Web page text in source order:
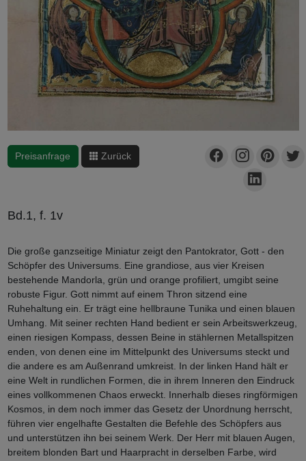
Preisanfrage Zurück
Bd.1, f. 1v
Die große ganzseitige Miniatur zeigt den Pantokrator, Gott - den
Schöpfer des Universums. Eine grandiose, aus vier Kreisen
bestehende Mandorla, grün und orange profiliert, umgibt seine
robuste Figur. Gott nimmt auf einem Thron sitzend eine
Ruhehaltung ein. Er trägt eine hellbraune Tunika und einen blauen
Umhang. Mit seiner rechten Hand bedient er sein Arbeitswerkzeug,
einen riesigen Kompass, dessen Beine in stählernen Metallspitzen
enden, von denen eine im Mittelpunkt des Universums steckt und
die andere es am Außenrand umkreist. In der linken Hand hält er
eine Welt in rundlichen Formen, die in ihrem Inneren den Eindruck
eines vollkommenen Chaos erweckt. Innerhalb dieses ringförmigen
Kosmos, in dem noch immer das Gesetz der Unordnung herrscht,
führen vier engelhafte Gestalten die Befehle des Schöpfers aus
und unterstützen ihn bei seinem Werk. Der Herr mit blauen Augen,
breitem blonden Bart und Haarpracht in derselben Farbe, wird